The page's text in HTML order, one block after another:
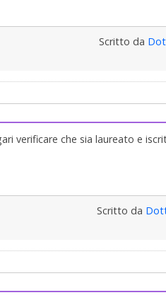
Scritto da
verificare che sia laureato e
Scritto da